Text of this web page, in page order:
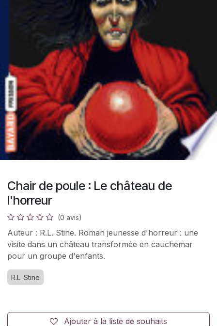
Chair de poule : Le château de
l'horreur
(0 avis)
Auteur : R.L. Stine. Roman jeunesse d'horreur : une
visite dans un château transformée en cauchemar
pour un groupe d'enfants.
R.L. Stine
Ajouter à la liste de souhaits